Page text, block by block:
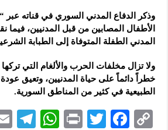
وذكر الدفاع المدني السوري في قناته عبر
الأطفال المصابين من قبل المدنيين، فيما
المدني الطفلة المتوفاة إلى الطبابة
ولا تزال مخلفات الحرب والألغام التي
خطراً دائماً على حياة المدنيين، وتعيق
الطبيعية في كثير من المناطق السورية.
C
F
T
P
W